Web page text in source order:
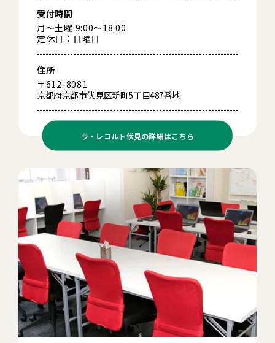
受付時間
月～土曜 9:00～18:00
定休日：日曜日
住所
〒612-8081
京都府京都市伏見区新町5丁目487番地
ラ・レコルト伏見の詳細はこちら